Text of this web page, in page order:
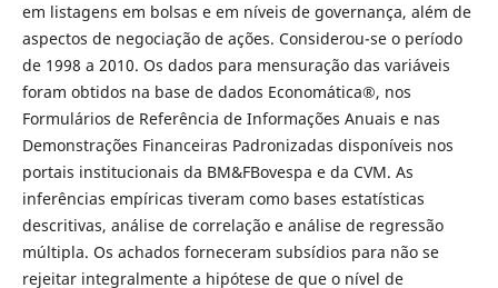
em listagens em bolsas e em níveis de governança, além de
aspectos de negociação de ações. Considerou-se o período
de 1998 a 2010. Os dados para mensuração das variáveis
foram obtidos na base de dados Economática®, nos
Formulários de Referência de Informações Anuais e nas
Demonstrações Financeiras Padronizadas disponíveis nos
portais institucionais da BM&FBovespa e da CVM. As
inferências empíricas tiveram como bases estatísticas
descritivas, análise de correlação e análise de regressão
múltipla. Os achados forneceram subsídios para não se
rejeitar integralmente a hipótese de que o nível de